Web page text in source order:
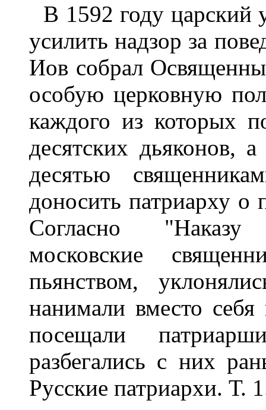
В 1592 году царский
усилить надзор за
Иов собрал
особую церковную
каждого из которых
десятских дьяконов,
десятью
доносить патриарху о
Согласно "Наказу
московские
пьянством,
нанимали вместо
посещали
разбегались с них
Русские патриархи.